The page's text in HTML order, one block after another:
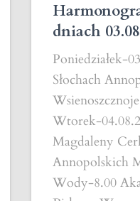
dniach
Poniedziałek-
Słochach
Wtorek-
Magdaleny
Annopolskich
Wody-8.00